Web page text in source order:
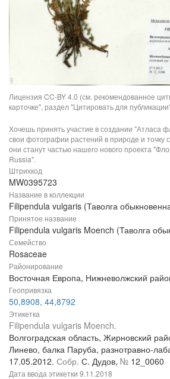
Лицензия CC-BY 4.0 (см. рекомендованное
карточке", раздел "Цитировать для
Хочешь принять участие в создании "Атласа
свои фотографии растений в природе и точку
они станут частью нашего нового проекта
Russia".
Штрихкод
MW0395723
Название в коллекции
Filipendula vulgaris (Таволга
Принятое название
Filipendula vulgaris Moench (Таволга
Семейство
Rosaceae
Районирование
Восточная Европа, Нижневолжский
Геопривязка
50,8908, 44,8792
Этикетка
Filipendula vulgaris Moench.
Волгоградская область, Жирновский
Линево, балка Паруба, разнотравно-
17.05.2012. Собр. С. Дудов, № 12_0060
Дата ввода этикетки 9.11.2018